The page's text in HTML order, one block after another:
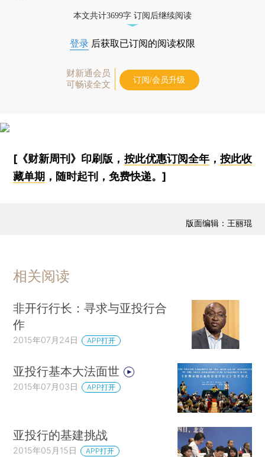
本文共计3699字 订阅后继续阅读
登录 后获取已订阅的阅读权限
财新通会员
可畅读全文
订阅/会员升级
[《财新周刊》印刷版， 按此优惠订阅全年， 按此收
藏单期 ，随时起刊，免费快递。]
版面编辑：王丽琨
相关阅读
非开行行长：寻求与亚投行合
作
2015年07月24日 APP打开
亚投行基本大法面世
2015年07月03日 APP打开
亚投行的基建挑战
2015年05月15日 APP打开